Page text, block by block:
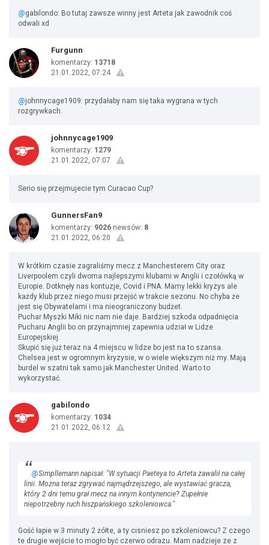
@gabilondo: Bo tutaj zawsze winny jest Arteta jak zawodnik coś
odwali xd
Furgunn
komentarzy: 13718
21.01.2022, 07:24
@johnnycage1909: przydałaby nam się taka wygrana w tych
rozgrywkach.
johnnycage1909
komentarzy: 1279
21.01.2022, 07:07
Serio się przejmujecie tym Curacao Cup?
GunnersFan9
komentarzy: 9026 newsów: 8
21.01.2022, 06:20
W krótkim czasie zagraliśmy mecz z Manchesterem City oraz
Liverpoolem czyli dwoma najlepszymi klubami w Anglii i czołówką w
Europie. Dotknęły nas kontuzje, Covid i PNA. Mamy lekki kryzys ale
każdy klub przez niego musi przejść w trakcie sezonu. No chyba że
jest się Obywatelami i ma nieograniczony budżet.
Puchar Myszki Miki nic nam nie daje. Bardziej szkoda odpadnięcia
Pucharu Anglii bo on przynajmniej zapewnia udział w Lidze
Europejskiej.
Skupić się już teraz na 4 miejscu w lidze bo jest na to szansa.
Chelsea jest w ogromnym kryzysie, w o wiele większym niż my. Mają
burdel w szatni tak samo jak Manchester United. Warto to
wykorzystać.
gabilondo
komentarzy: 1034
21.01.2022, 06:12
@Simpllemann napisał: "W sytuacji Paeteya to Arteta zawalił na całej
linii. Można teraz zgrywać najmądrzejszego, ale wystawiać gracza,
który 2 dni temu grał mecz na innym kontynencie? Zupełnie
niepotrzebny ruch hiszpańskiego szkoleniowca."
Gość łapie w 3 minuty 2 żółte, a ty cisniesz po szkoleniowcu? Z czego
te drugie wejście to mogło być czerwo odrazu. Mam nadzieje ze z